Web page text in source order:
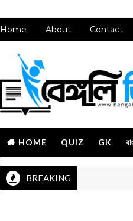
Home About Contact
HOME QUIZ GK
BREAKING